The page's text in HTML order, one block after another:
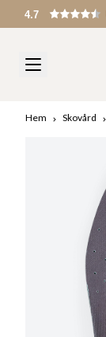
4.7
Hem Skovård